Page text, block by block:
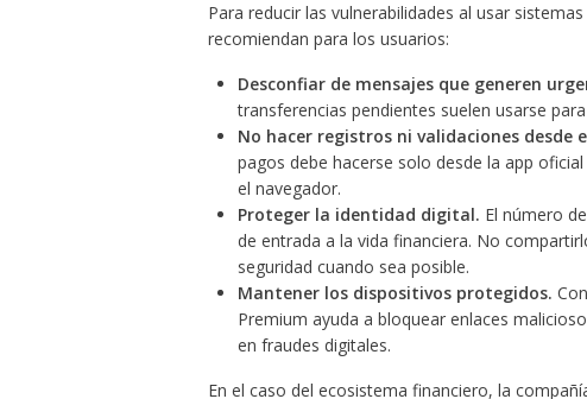
Para reducir las vulnerabilidades al usar
recomiendan para los usuarios:
Desconfiar de mensajes que generen
transferencias pendientes suelen usarse
No hacer registros ni validaciones desde
pagos debe hacerse solo desde la app
el navegador.
Proteger la identidad digital. El número
de entrada a la vida financiera. No
seguridad cuando sea posible.
Mantener los dispositivos protegidos.
Premium ayuda a bloquear enlaces
en fraudes digitales.
En el caso del ecosistema financiero, la